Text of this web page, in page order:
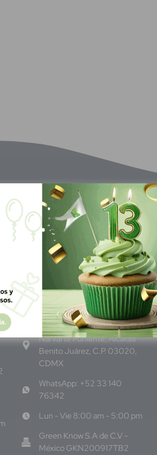
México
Calle Pitágoras 234, Col.
Narvarte Poniente, Alcaldía
Benito Juárez, C.P. 03020,
CDMX
WhatsApp: +52 33 140
76342
Lun - Vie 8:00 am - 5:00 pm
Green Know S.A de C.V -
México GKN200917TB2